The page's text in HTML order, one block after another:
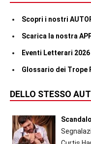
Scopri i nostri
Scarica la nostra
Eventi Letterari 2026
Glossario dei Trope
DELLO STESSO